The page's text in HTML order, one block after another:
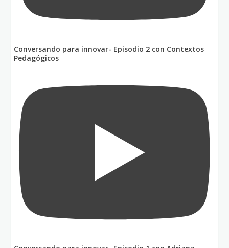
Conversando para innovar- Episodio 2 con Contextos
Pedagógicos